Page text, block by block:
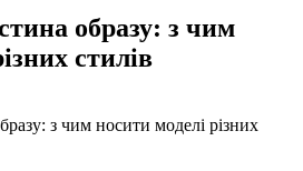
образу: з чим
стилів